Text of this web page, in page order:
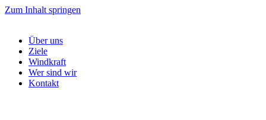
Zum Inhalt springen
Über uns
Ziele
Windkraft
Wer sind wir
Kontakt